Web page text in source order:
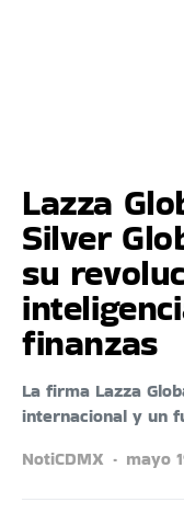
Lazza
Silver
su
finanzas
La firma Lazza
internacional y un
NotiCDMX
mayo